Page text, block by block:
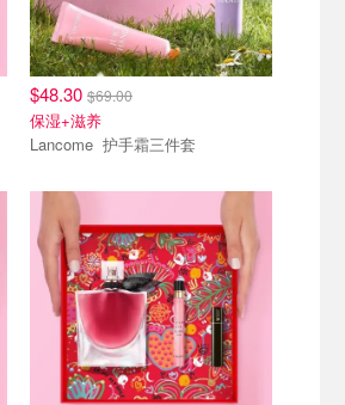
$48.30 $69.00
保湿+滋养
Lancome 护手霜三件套
清仓区